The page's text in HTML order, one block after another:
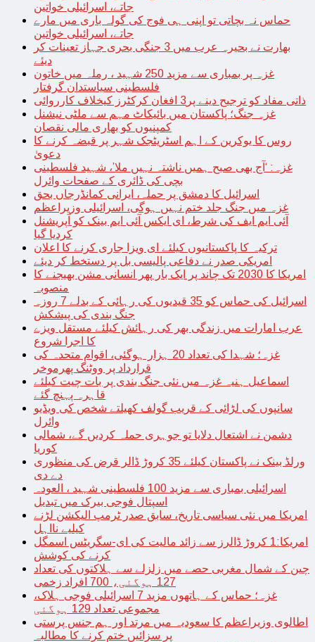
جاتے، اسرائیلی خواتین
حماس نہ بچاتی تو اپنی ہی فوج کی گولہ باری میں مارے
جاتے، اسرائیلی خواتین
بھارت نے بحیرہ عرب میں 3 جنگی بحری جہاز تعینات کر
دیئے
غزہ پر بمباری سے مزید 250 شہید ، رملہ میں خاتون
فلسطینی سیاستدان گرفتار
ذاتی مفاد کو ترجیح دینے پر3 افغان کرکٹرز کیخلاف کارروائی
غزہ جنگ؛ پاکستان میں بائیکاٹ مہم سے ملٹی نیشنل
کمپنیوں کو بھاری مالی نقصان
روس کا یوکرین کے اہم اسٹریٹجک شہر پر قبضہ کرنے کا
دعویٰ
غزہ: ‘آج بھی صبح ہمیں ناشتہ نہیں ملا’، شہید فلسطینی
بچی کی ڈائری کے صفحات وائرل
اسرائیل کا دمشق پر حملہ، ایرانی کمانڈرجاں بحق
غزہ میں جنگ جلد ختم نہیں ہوگی، اسرائیلی وزیراعظم
آئی ایم ایف کی شرط، ای ایکس آئی ایم بینک کو آپریشنل
کردیا گیا
ترکیہ کا پاکستانیوں کیلئے ای ویزا جاری کرنے کا اعلان
امریکی صدر نے دفاعی پالیسی بل پر دستخط کر دیئے
امریکا کا 2030 تک چاند پر ایک بار پھر انسانی مشن بھیجنے کا
منصوبہ
اسرائیل کی حماس کو 35 قیدیوں کی رہائی کے بدلے 7 روزہ
جنگ بندی کی پیشکش
عرب امارات میں زندگی بھر کی رہائش کیلئے مستقل ویزے
کا اجرا شروع
غزہ؛ شہدا کی تعداد 20 ہزار ہوگئی، اقوام متحدہ کی
قرارداد پر ووٹنگ پھرموخر
اسماعیل ہنیہ غزہ میں نئی جنگ بندی پر بات چیت کیلئے
قاہرہ پہنچ گئے
سانپوں کی لڑائی کے قریب گولف کھیلتے شخص کی ویڈیو
وائرل
دشمن نے اشتعال دلایا تو جوہری حملہ کردیں گے، شمالی
کوریا
ورلڈ بینک نے پاکستان کیلئے 35 کروڑ ڈالر قرض کی منظوری
دے دی
اسرائیلی بمباری سے مزید 100 فلسطینی شہید ، العودہ
اسپتال فوجی بیرک میں تبدیل
امریکا میں نئی سیاسی تاریخ، سابق صدر ٹرمپ الیکشن لڑنے
کیلیے نااہل
امریکا:1 کروڑ ڈالرز سے زائد مالیت کی ای-سگریٹس اسمگل
کرنے کی کوشش
چین کے شمال مغربی حصے میں زلزلے سے ہلاکتوں کی تعداد
127 ہوگئی، 700 افراد زخمی
غزہ؛ حماس کے ہاتھوں مزید 7 اسرائیلی فوجی ہلاک،
مجموعی تعداد 129 ہوگئی
اطالوی وزیراعظم کا سعودیہ میں مرتد اور ہم جنس پرستی
پر سزائیں ختم کرنے کا مطالبہ